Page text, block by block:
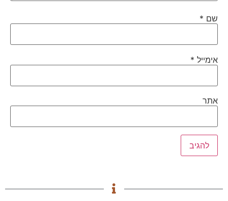
שם*
אימייל*
אתר